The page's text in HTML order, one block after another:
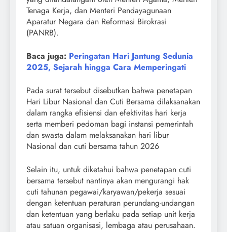
Tenaga Kerja, dan Menteri Pendayagunaan
Aparatur Negara dan Reformasi Birokrasi
(PANRB).
Baca juga: Peringatan Hari Jantung Sedunia
2025, Sejarah hingga Cara Memperingati
Pada surat tersebut disebutkan bahwa penetapan
Hari Libur Nasional dan Cuti Bersama dilaksanakan
dalam rangka efisiensi dan efektivitas hari kerja
serta memberi pedoman bagi instansi pemerintah
dan swasta dalam melaksanakan hari libur
Nasional dan cuti bersama tahun 2026
Selain itu, untuk diketahui bahwa penetapan cuti
bersama tersebut nantinya akan mengurangi hak
cuti tahunan pegawai/karyawan/pekerja sesuai
dengan ketentuan peraturan perundang-undangan
dan ketentuan yang berlaku pada setiap unit kerja
atau satuan organisasi, lembaga atau perusahaan.